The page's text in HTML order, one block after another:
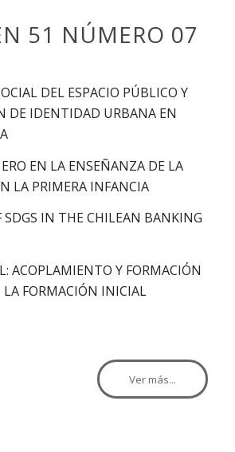
51 NÚMERO 07
DEL ESPACIO PÚBLICO Y
DE IDENTIDAD URBANA EN
EN LA ENSEÑANZA DE LA
LA PRIMERA INFANCIA
SDGS IN THE CHILEAN BANKING
ACOPLAMIENTO Y FORMACIÓN
FORMACIÓN INICIAL
Ver más...